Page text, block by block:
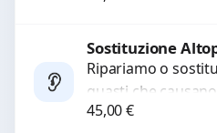
di...
Sostituzione
Ripariamo o
guasti che
basso o assente.
45,00€